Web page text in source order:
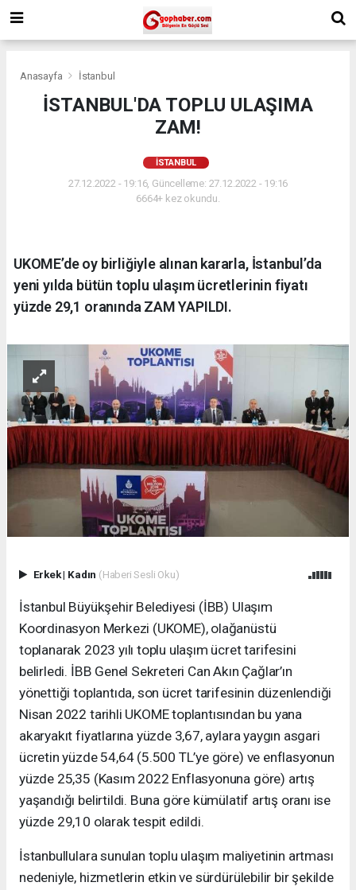
Anasayfa İstanbul
İSTANBUL'DA TOPLU ULAŞIMA
ZAM!
İSTANBUL
27.12.2022 - 19:16, Güncelleme: 27.12.2022 - 19:16
6664+ kez okundu.
UKOME’de oy birliğiyle alınan kararla, İstanbul’da
yeni yılda bütün toplu ulaşım ücretlerinin fiyatı
yüzde 29,1 oranında ZAM YAPILDI.
Erkek| Kadın (Haberi Sesli Oku)
İstanbul Büyükşehir Belediyesi (İBB) Ulaşım
Koordinasyon Merkezi (UKOME), olağanüstü
toplanarak 2023 yılı toplu ulaşım ücret tarifesini
belirledi. İBB Genel Sekreteri Can Akın Çağlar’ın
yönettiği toplantıda, son ücret tarifesinin düzenlendiği
Nisan 2022 tarihli UKOME toplantısından bu yana
akaryakıt fiyatlarına yüzde 3,67, aylara yaygın asgari
ücretin yüzde 54,64 (5.500 TL’ye göre) ve enflasyonun
yüzde 25,35 (Kasım 2022 Enflasyonuna göre) artış
yaşandığı belirtildi. Buna göre kümülatif artış oranı ise
yüzde 29,10 olarak tespit edildi.
İstanbullulara sunulan toplu ulaşım maliyetinin artması
nedeniyle, hizmetlerin etkin ve sürdürülebilir bir şekilde